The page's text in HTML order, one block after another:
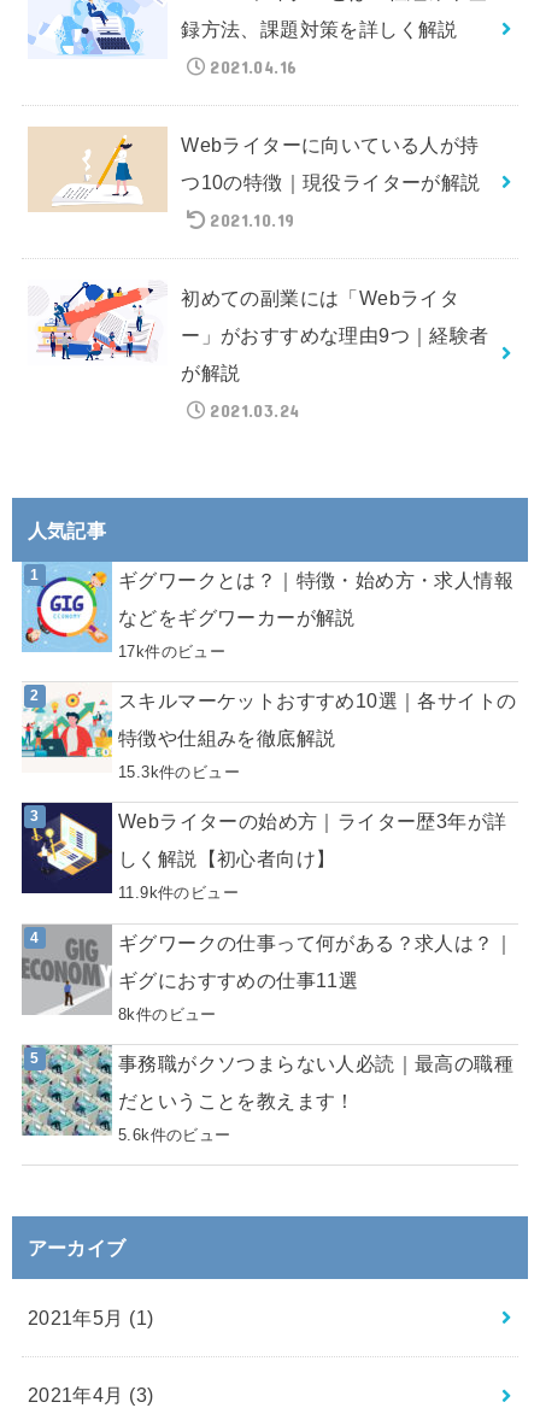
録方法、課題対策を詳しく解説
2021.04.16
Webライターに向いている人が持
つ10の特徴｜現役ライターが解説
2021.10.19
初めての副業には「Webライタ
ー」がおすすめな理由9つ｜経験者
が解説
2021.03.24
人気記事
ギグワークとは？｜特徴・始め方・求人情報
などをギグワーカーが解説
17k件のビュー
スキルマーケットおすすめ10選｜各サイトの
特徴や仕組みを徹底解説
15.3k件のビュー
Webライターの始め方｜ライター歴3年が詳
しく解説【初心者向け】
11.9k件のビュー
ギグワークの仕事って何がある？求人は？｜
ギグにおすすめの仕事11選
8k件のビュー
事務職がクソつまらない人必読｜最高の職種
だということを教えます！
5.6k件のビュー
アーカイブ
2021年5月 (1)
2021年4月 (3)